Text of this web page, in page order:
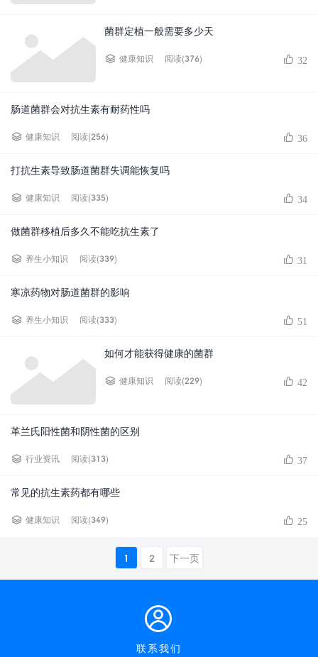
菌群定植一般需要多少天
健康知识 阅读(376) 32
肠道菌群会对抗生素有耐药性吗
健康知识 阅读(256) 36
打抗生素导致肠道菌群失调能恢复吗
健康知识 阅读(335) 34
做菌群移植后多久不能吃抗生素了
养生小知识 阅读(339) 31
寒凉药物对肠道菌群的影响
养生小知识 阅读(333) 51
如何才能获得健康的菌群
健康知识 阅读(229) 42
革兰氏阳性菌和阴性菌的区别
行业资讯 阅读(313) 37
常见的抗生素药都有哪些
健康知识 阅读(349) 25
1 2 下一页
联系我们